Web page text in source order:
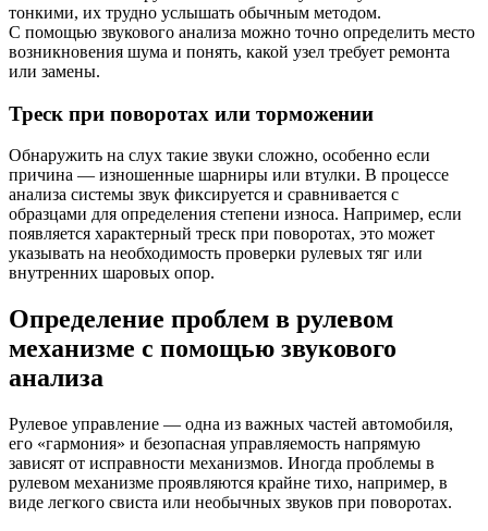
тонкими, их трудно услышать обычным методом.
С помощью звукового анализа можно точно определить место
возникновения шума и понять, какой узел требует ремонта
или замены.
Треск при поворотах или торможении
Обнаружить на слух такие звуки сложно, особенно если
причина — изношенные шарниры или втулки. В процессе
анализа системы звук фиксируется и сравнивается с
образцами для определения степени износа. Например, если
появляется характерный треск при поворотах, это может
указывать на необходимость проверки рулевых тяг или
внутренних шаровых опор.
Определение проблем в рулевом
механизме с помощью звукового
анализа
Рулевое управление — одна из важных частей автомобиля,
его «гармония» и безопасная управляемость напрямую
зависят от исправности механизмов. Иногда проблемы в
рулевом механизме проявляются крайне тихо, например, в
виде легкого свиста или необычных звуков при поворотах.